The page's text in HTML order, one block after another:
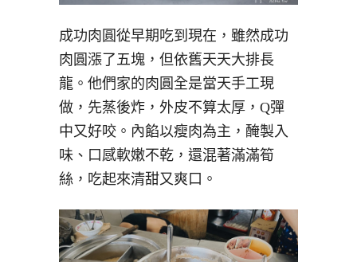
成功肉圓從早期吃到現在，雖然成功
肉圓漲了五塊，但依舊天天大排長
龍。他們家的肉圓全是當天手工現
做，先蒸後炸，外皮不算太厚，Q彈
中又好咬。內餡以瘦肉為主，醃製入
味、口感軟嫩不乾，還混著滿滿筍
絲，吃起來清甜又爽口。